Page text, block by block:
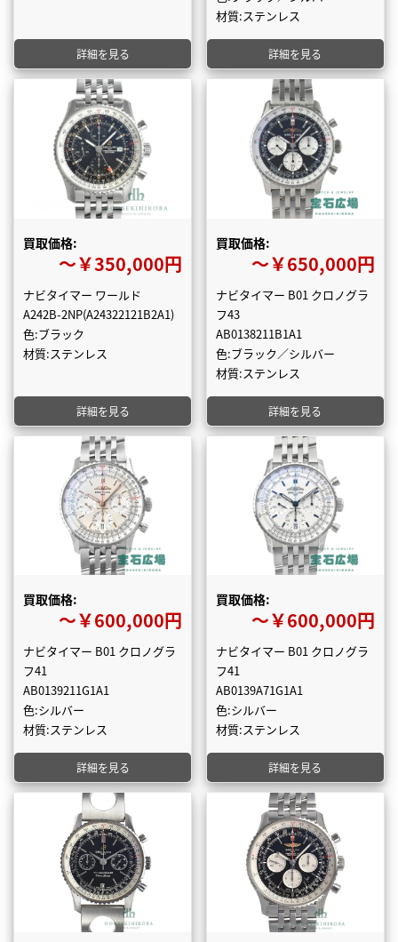
詳細を見る
材質:ステンレス
詳細を見る
買取価格:
〜￥350,000円
ナビタイマー ワールド
A242B-2NP(A24322121B2A1)
色:ブラック
材質:ステンレス
詳細を見る
買取価格:
〜￥650,000円
ナビタイマー B01 クロノグラ
フ43
AB0138211B1A1
色:ブラック／シルバー
材質:ステンレス
詳細を見る
買取価格:
〜￥600,000円
ナビタイマー B01 クロノグラ
フ41
AB0139211G1A1
色:シルバー
材質:ステンレス
詳細を見る
買取価格:
〜￥600,000円
ナビタイマー B01 クロノグラ
フ41
AB0139A71G1A1
色:シルバー
材質:ステンレス
詳細を見る